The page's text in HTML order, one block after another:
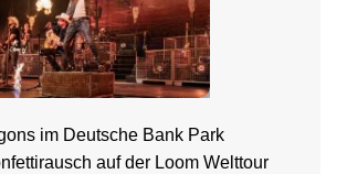
im Deutsche Bank Park
auf der Loom Welttour